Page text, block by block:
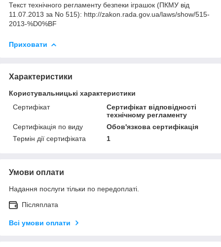
Текст технічного регламенту безпеки іграшок (ПКМУ від
11.07.2013 за No 515): http://zakon.rada.gov.ua/laws/show/515-
2013-%D0%BF
Приховати
Характеристики
Користувальницькі характеристики
Сертифікат
Сертифікат відповідності
технічному регламенту
Сертифікація по виду
Обов'язкова сертифікація
Термін дії сертифіката
1
Умови оплати
Надання послуги тільки по передоплаті.
Післяплата
Всі умови оплати